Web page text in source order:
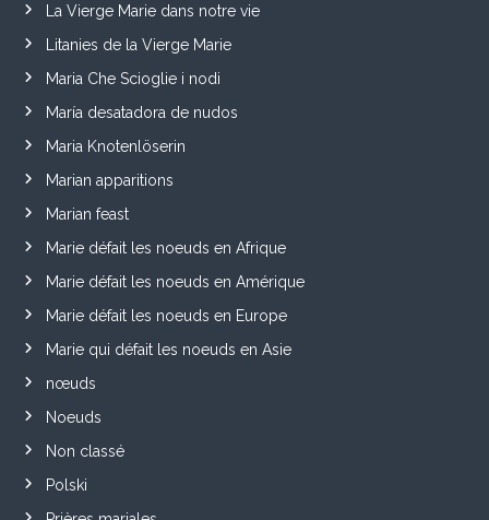
La Vierge Marie dans notre vie
Litanies de la Vierge Marie
Maria Che Scioglie i nodi
María desatadora de nudos
Maria Knotenlöserin
Marian apparitions
Marian feast
Marie défait les noeuds en Afrique
Marie défait les noeuds en Amérique
Marie défait les noeuds en Europe
Marie qui défait les noeuds en Asie
nœuds
Noeuds
Non classé
Polski